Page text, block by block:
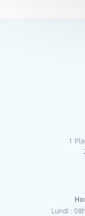
1
Lundi :